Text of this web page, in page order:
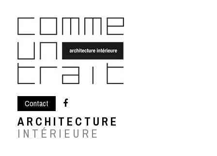
Skip
to
content
Contact
ARCHITECTURE
INTÉRIEURE